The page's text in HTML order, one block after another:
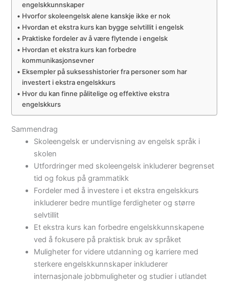
engelskkunnskaper
Hvorfor skoleengelsk alene kanskje ikke er nok
Hvordan et ekstra kurs kan bygge selvtillit i engelsk
Praktiske fordeler av å være flytende i engelsk
Hvordan et ekstra kurs kan forbedre
kommunikasjonsevner
Eksempler på suksesshistorier fra personer som har
investert i ekstra engelskkurs
Hvor du kan finne pålitelige og effektive ekstra
engelskkurs
Sammendrag
Skoleengelsk er undervisning av engelsk språk i
skolen
Utfordringer med skoleengelsk inkluderer begrenset
tid og fokus på grammatikk
Fordeler med å investere i et ekstra engelskkurs
inkluderer bedre muntlige ferdigheter og større
selvtillit
Et ekstra kurs kan forbedre engelskkunnskapene
ved å fokusere på praktisk bruk av språket
Muligheter for videre utdanning og karriere med
sterkere engelskkunnskaper inkluderer
internasjonale jobbmuligheter og studier i utlandet